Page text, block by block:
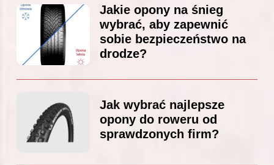
Jakie opony na śnieg
wybrać, aby zapewnić
sobie bezpieczeństwo na
drodze?
Jak wybrać najlepsze
opony do roweru od
sprawdzonych firm?